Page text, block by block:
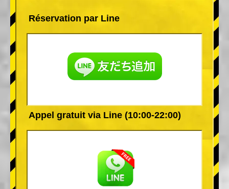
Réservation par Line
Appel gratuit via Line (10:00-22:00)